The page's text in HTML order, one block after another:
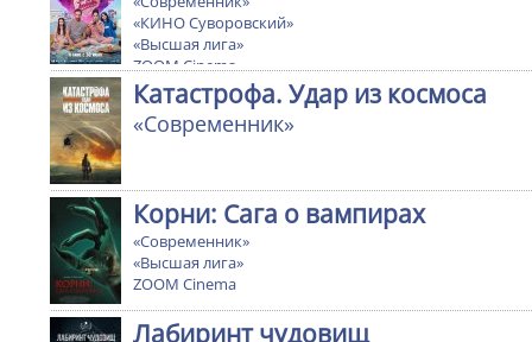
«КИНО Суворовский»
«Высшая лига»
ZOOM Cinema
Катастрофа. Удар из космоса
«Современник»
Корни: Сага о вампирах
«Современник»
«Высшая лига»
ZOOM Cinema
Лабиринт чудовищ